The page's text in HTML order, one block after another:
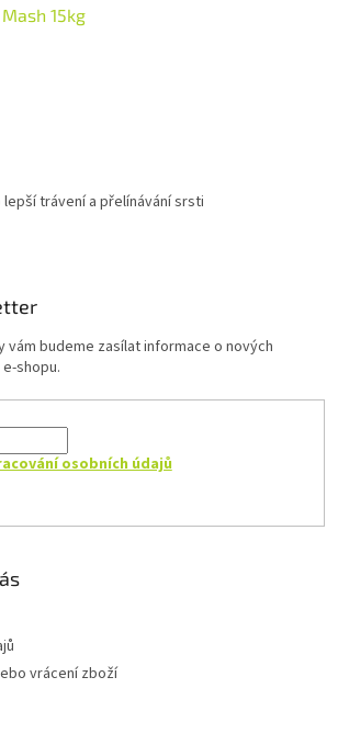
15kg
trávení a přelínávání srsti
vám budeme zasílat informace o nových
shopu.
osobních údajů
vrácení zboží